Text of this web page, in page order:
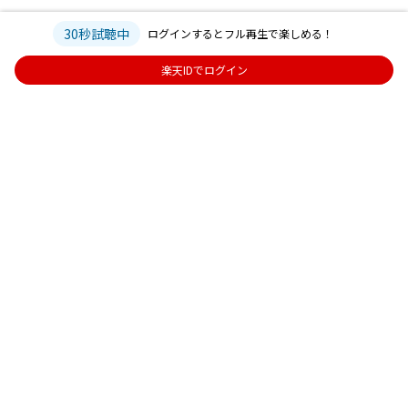
30秒試聴中 ログインするとフル再生で楽しめる！
楽天IDでログイン